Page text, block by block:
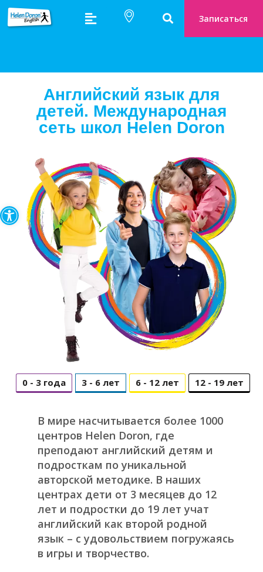
Открыть панель
Записаться
Английский язык для
детей. Международная
сеть школ Helen Doron
0 - 3 года 3 - 6 лет 6 - 12 лет 12 - 19 лет
В мире насчитывается более 1000
центров Helen Doron, где
преподают английский детям и
подросткам по уникальной
авторской методике. В наших
центрах дети от 3 месяцев до 12
лет и подростки до 19 лет учат
английский как второй родной
язык – с удовольствием погружаясь
в игры и творчество.